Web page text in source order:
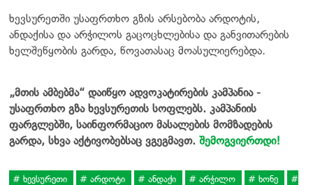
ხევსურეთში უსაფრთხო გზის არსებობა არდოტის,
ანდაქისა და არჭილოს გაცოცხლებისა და განვითარების
ხელშეწყობის გარდა, წოვათასაც მოასულიერებდა.
„მთის ამბებმა“ დაიწყო ადვოკატირების კამპანია -
უსაფრთხო გზა ხევსურეთის სოფლებს. კამპანიის
ფარგლებში, საინფორმაციო მასალების მომზადების
გარდა, სხვა აქტივობებსაც ვგეგმავთ. შემოგვიერთდი!
ხევსურეთი არდოტი ანდაქი არჭილო
ხონე